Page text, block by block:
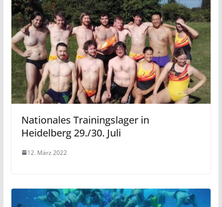
Nationales Trainingslager in
Heidelberg 29./30. Juli
12. März 2022